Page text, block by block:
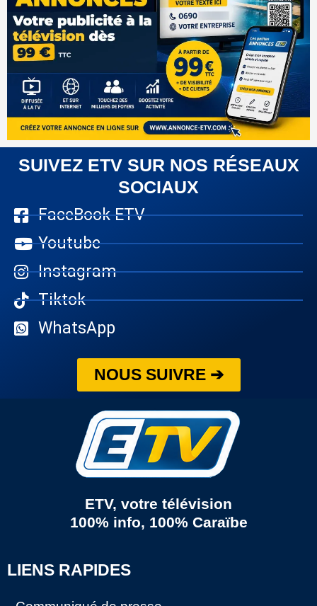
SUIVEZ ETV SUR NOS RÉSEAUX
SOCIAUX
FaceBook ETV
Youtube
Instagram
Tiktok
WhatsApp
NOUS SUIVRE ➔
ETV, votre télévision
100% info, 100% Caraïbe
LIENS RAPIDES